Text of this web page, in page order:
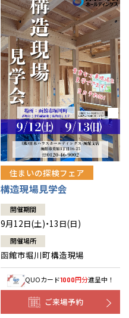
住まいの探検フェア
構造現場見学会
開催期間
9月12日(土)・13日(日)
開催場所
函館市堀川町構造現場
QUOカード1000円分進呈中！
ご来場予約